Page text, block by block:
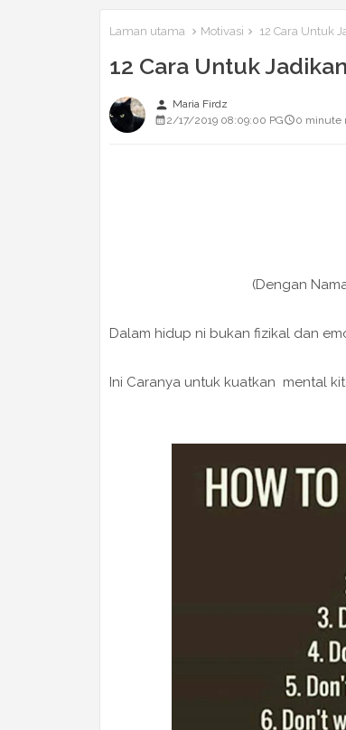
Laman utama Motivasi 12 Cara Untuk
12 Cara Untuk
person Maria Firdz
2/17/2019 08:09:00 PG
0 minute
(Dengan
Dalam hidup ni bukan fizikal dan
Ini Caranya untuk kuatkan mental